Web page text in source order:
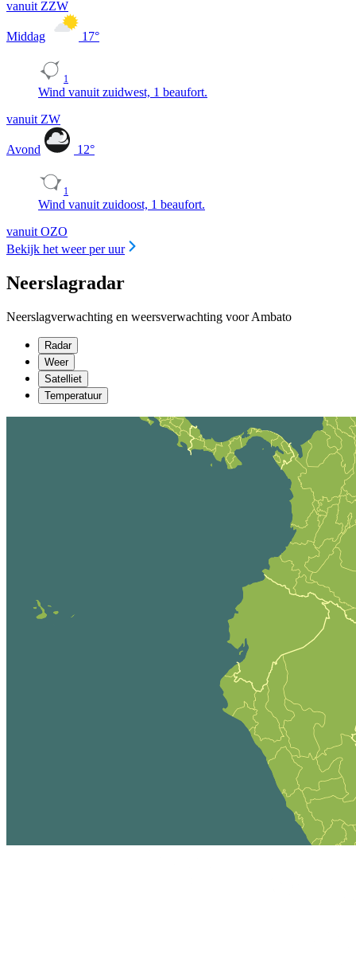
vanuit ZZW
Middag 17°
1
Wind vanuit zuidwest, 1 beaufort.
vanuit ZW
Avond 12°
1
Wind vanuit zuidoost, 1 beaufort.
vanuit OZO
Bekijk het weer per uur
Neerslagradar
Neerslagverwachting en weersverwachting voor Ambato
Radar
Weer
Satelliet
Temperatuur